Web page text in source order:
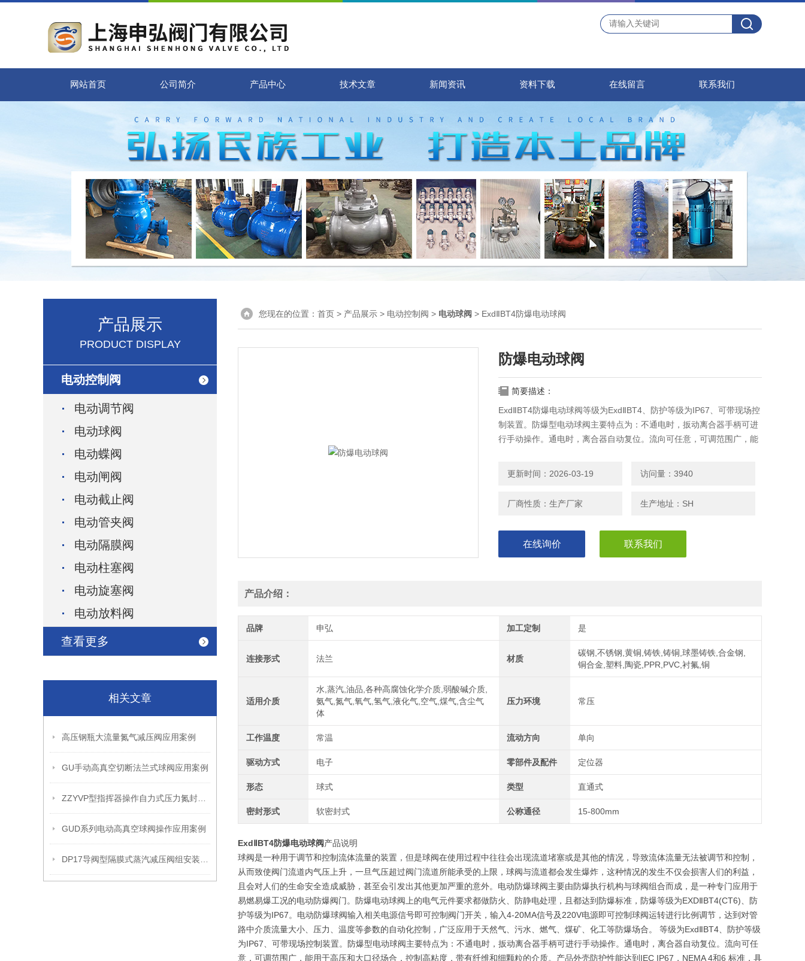
网站首页 公司简介 产品中心 技术文章 新闻资讯 资料下载 在线留言 联系我们
产品展示
PRODUCT DISPLAY
电动控制阀
电动调节阀
电动球阀
电动蝶阀
电动闸阀
电动截止阀
电动管夹阀
电动隔膜阀
电动柱塞阀
电动旋塞阀
电动放料阀
查看更多
相关文章
高压钢瓶大流量氮气减压阀应用案例
GU手动高真空切断法兰式球阀应用案例
GUD系列电动高真空球阀操作应用案例
您现在的位置： 首页 > 产品展示 > 电动控制阀 > 电动球阀 > ExdⅡBT4防爆电动球阀
防爆电动球阀
简要描述：
ExdⅡBT4防爆电动球阀等级为ExdⅡBT4、防护等级为IP67、可带现场控
制装置。防爆型电动球阀主要特点为：不通电时，扳动离合器手柄可进
行手动操作。通电时，离合器自动复位。流向可任意，可调范围广，能
更新时间：2026-03-19 访问量：3940
厂商性质：生产厂家 生产地址：SH
在线询价 联系我们
产品介绍：
品牌 申弘 加工定制 是
连接形式 法兰 材质
碳钢,不锈钢,黄铜,铸铁,铸铜,球墨铸铁,合金钢,
铜合金,塑料,陶瓷,PPR,PVC,衬氟,铜
适用介质
水,蒸汽,油品,各种高腐蚀化学介质,弱酸碱介质,
氨气,氮气,氧气,氢气,液化气,空气,煤气,含尘气
体
压力环境 常压
工作温度 常温 流动方向 单向
驱动方式 电子 零部件及配件 定位器
形态 球式 类型 直通式
密封形式 软密封式 公称通径 15-800mm
ExdⅡBT4防爆电动球阀产品说明
球阀是一种用于调节和控制流体流量的装置，但是球阀在使用过程中往往会出现流道堵塞或是其他的情况，导致流体流量无法被调节和控制，
从而致使阀门流道内气压上升，一旦气压超过阀门流道所能承受的上限，球阀与流道都会发生爆炸，这种情况的发生不仅会损害人们的利益，
且会对人们的生命安全造成威胁，甚至会引发出其他更加严重的意外。电动防爆球阀主要由防爆执行机构与球阀组合而成，是一种专门应用于
易燃易爆工况的电动防爆阀门。防爆电动球阀上的电气元件要求都做防火、防静电处理，且都达到防爆标准，防爆等级为EXDⅡBT4(CT6)、防
护等级为IP67。电动防爆球阀输入相关电源信号即可控制阀门开关，输入4-20MA信号及220V电源即可控制球阀运转进行比例调节，达到对管
路中介质流量大小、压力、温度等参数的自动化控制，广泛应用于天然气、污水、燃气、煤矿、化工等防爆场合。 等级为ExdⅡBT4、防护等级
为IP67、可带现场控制装置。防爆型电动球阀主要特点为：不通电时，扳动离合器手柄可进行手动操作。通电时，离合器自动复位。流向可任
意，可调范围广，能用于高压和大口径场合，控制高粘度，带有纤维和细颗粒的介质。产品外壳防护性能达到IEC IP67，NEMA 4和6 标准，具